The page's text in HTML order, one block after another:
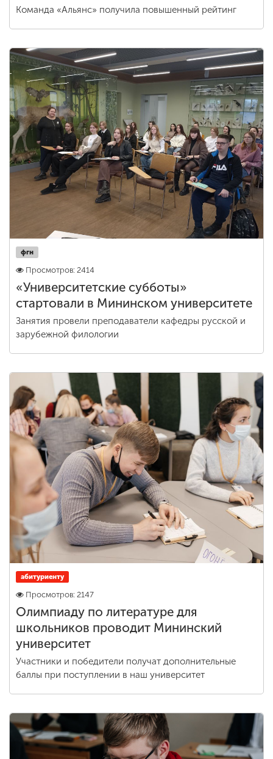
Команда «Альянс» получила повышенный рейтинг
фгн
Просмотров: 2414
«Университетские субботы»
стартовали в Мининском университете
Занятия провели преподаватели кафедры русской и
зарубежной филологии
абитуриенту
Просмотров: 2147
Олимпиаду по литературе для
школьников проводит Мининский
университет
Участники и победители получат дополнительные
баллы при поступлении в наш университет